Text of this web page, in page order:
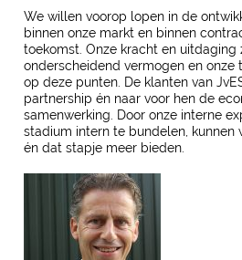
We willen voorop lopen in de
binnen onze markt en binnen
toekomst. Onze kracht en uitdaging
onderscheidend vermogen en onze
op deze punten. De klanten van
partnership én naar voor hen de
samenwerking. Door onze interne
stadium intern te bundelen, kunnen
én dat stapje meer bieden.